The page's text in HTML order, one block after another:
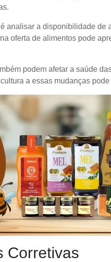
analisar a disponibilidade de
oferta de alimentos pode
podem afetar a saúde
a essas mudanças
Corretivas